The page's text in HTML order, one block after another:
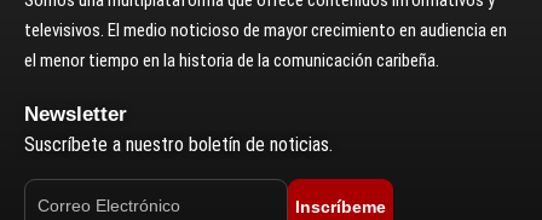
televisivos. El medio noticioso de mayor crecimiento en audiencia en
el menor tiempo en la historia de la comunicación caribeña.
Newsletter
Suscríbete a nuestro boletín de noticias.
Inscríbeme